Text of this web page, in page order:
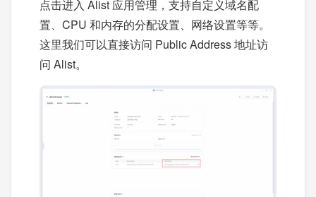
点击进入 Alist 应用管理，支持自定义域名配
置、CPU 和内存的分配设置、网络设置等等。
这里我们可以直接访问 Public Address 地址访
问 Alist。